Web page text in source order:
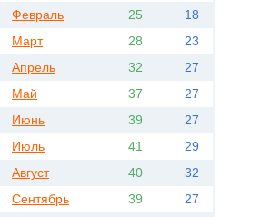
Февраль
25
18
Март
28
23
Апрель
32
27
Май
37
27
Июнь
39
27
Июль
41
29
Август
40
32
Сентябрь
39
27